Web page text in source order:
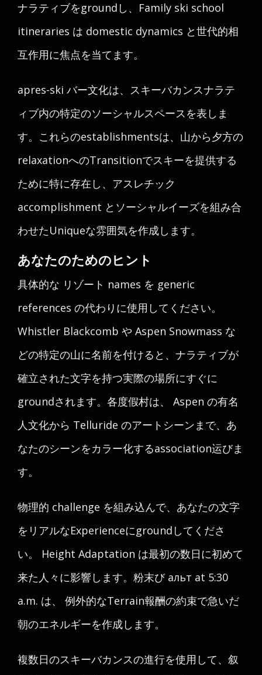
ナラティブをgroundし、Family ski school
itineraries は domestic dynamics と世代的相
互作用に焦点を当てます。
apres-ski バー文化は、スキーバカンスナラテ
ィブ内の特定のソーシャルスペースを表しま
す。これらのestablishmentsは、山から夕方の
relaxationへのTransitionでスキーを提供する
ために特に存在し、アスレチック
accomplishment とソーシャルイーズを組み合
わせたUniqueな雰囲気を作成します。
あなたのためのヒント
具体的な リゾート names を generic
references の代わりに使用してください。
Whistler Blackcomb や Aspen Snowmass な
どの特定の山に名前を付けると、ナラティブが
確立された文字を持つ実際の場所にすぐに
groundされます。各度假村は、 Aspen の有名
人文化から Telluride のアートシーンまで、あ
なたのシーンをカラー化するassociation运びま
す。
物理的 challenge を組み込んで、あなたの文字
をリアルなExperienceにgroundしてくださ
い。 Height Adaptation は最初の数日に初めて
来た人々に影響します。粉末び альт at 5:30
a.m. は、 例外的なTerrain報酬の約束で急いだ
朝のエネルギーを作成します。
複数日のスキーバカンスの進行を使用して、叙